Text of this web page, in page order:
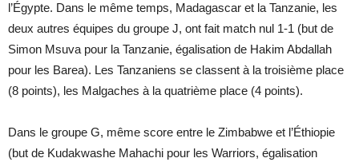
l’Égypte. Dans le même temps, Madagascar et la Tanzanie, les
deux autres équipes du groupe J, ont fait match nul 1-1 (but de
Simon Msuva pour la Tanzanie, égalisation de Hakim Abdallah
pour les Barea). Les Tanzaniens se classent à la troisième place
(8 points), les Malgaches à la quatrième place (4 points).
Dans le groupe G, même score entre le Zimbabwe et l’Éthiopie
(but de Kudakwashe Mahachi pour les Warriors, égalisation